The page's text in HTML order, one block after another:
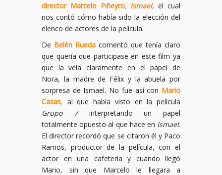
director Marcelo Piñeyro, Ismael, el cual
nos contó cómo había sido la elección del
elenco de actores de la película.
De Belén Rueda comentó que tenía claro
que quería que participase en este film ya
que la veía claramente en el papel de
Nora, la madre de Félix y la abuela por
sorpresa de Ismael. No fue así con Mario
Casas, al que había visto en la película
Grupo 7interpretando un papel
totalmente opuesto al que hace en Ismael.
El director recordó que se citaron él y Paco
Ramos, productor de la película, con el
actor en una cafetería y cuando llegó
Mario, sin que Marcelo le llegara a